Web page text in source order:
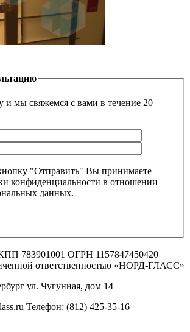
и мы свяжемся с вами в течение 20
"Отправить" Вы принимаете
конфиденциальности в отношении
данных.
783901001 ОГРН 1157847450420
ответственностью «НОРД-ГЛАСС»
ул. Чугунная, дом 14
Телефон: (812) 425-35-16